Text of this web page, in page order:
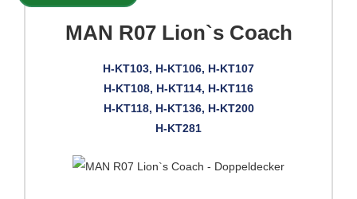
MAN R07 Lion`s Coach
H-KT103, H-KT106, H-KT107
H-KT108, H-KT114, H-KT116
H-KT118, H-KT136, H-KT200
H-KT281